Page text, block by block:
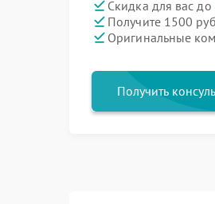
Скидка для вас до
Получите 1500
Оригинальные
Получить